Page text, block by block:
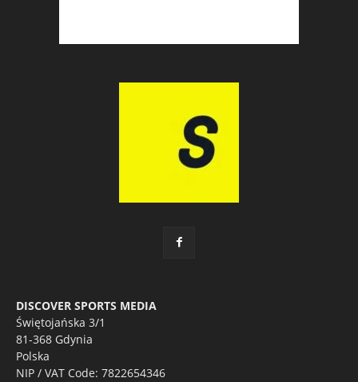
DISCOVER SPORTS MEDIA
Świętojańska 3/1
81-368 Gdynia
Polska
NIP / VAT Code: 7822654346